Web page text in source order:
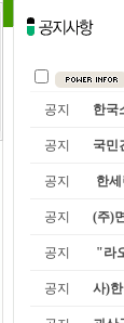
공지 한국
공지 국민
공지 한
공지 (주)
공지 "라
공지 사)